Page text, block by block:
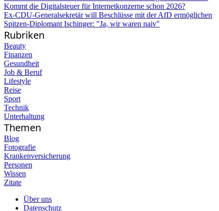
Kommt die Digitalsteuer für Internetkonzerne schon 2026?
Ex-CDU-Generalsekretär will Beschlüsse mit der AfD ermöglichen
Spitzen-Diplomant Ischinger: "Ja, wir waren naiv"
Rubriken
Beauty
Finanzen
Gesundheit
Job & Beruf
Lifestyle
Reise
Sport
Technik
Unterhaltung
Themen
Blog
Fotografie
Krankenversicherung
Personen
Wissen
Zitate
Über uns
Datenschutz